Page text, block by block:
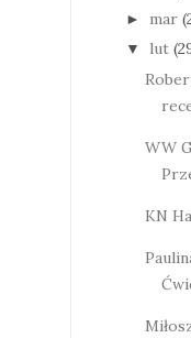
► mar
▼ lut
WW
KN